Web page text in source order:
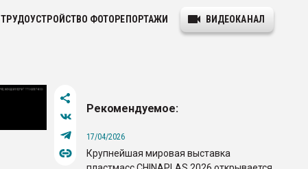
ТРУДОУСТРОЙСТВО ФОТОРЕПОРТАЖИ ВИДЕОКАНАЛ
Рекомендуемое:
17/04/2026
Крупнейшая мировая выставка